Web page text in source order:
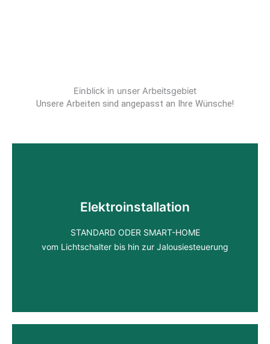
Einblick in unser Arbeitsgebiet
Unsere Arbeiten sind angepasst an Ihre Wünsche!
Elektroinstallation
STANDARD ODER SMART-HOME
vom Lichtschalter bis hin zur Jalousiesteuerung